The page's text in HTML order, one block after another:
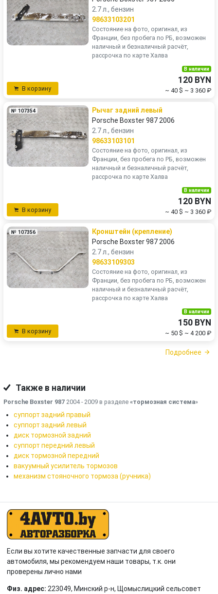
2.7 л., бензин
98633103201
Состояние на фото, оригинал, из
Франции, без пробега по РБ, возможен
наличный и безналичный расчёт,
рассрочка по карте Халва
В корзину
В наличии
120 BYN
~ 40 $ ~ 3 360 ₽
№ 107354
Рычаг задний левый
Porsche Boxster 987 2006
2.7 л., бензин
98633103101
Состояние на фото, оригинал, из
Франции, без пробега по РБ, возможен
наличный и безналичный расчёт,
рассрочка по карте Халва
В корзину
В наличии
120 BYN
~ 40 $ ~ 3 360 ₽
№ 107356
Кронштейн (крепление)
Porsche Boxster 987 2006
2.7 л., бензин
98633109303
Состояние на фото, оригинал, из
Франции, без пробега по РБ, возможен
наличный и безналичный расчёт,
рассрочка по карте Халва
В корзину
В наличии
150 BYN
~ 50 $ ~ 4 200 ₽
Подробнее
Также в наличии
Porsche Boxster 987 2004 - 2009 в разделе «тормозная система»
суппорт задний правый
суппорт задний левый
диск тормозной задний
суппорт передний левый
диск тормозной передний
вакуумный усилитель тормозов
механизм стояночного тормоза (ручника)
Если вы хотите качественные запчасти для своего
автомобиля, мы рекомендуем наши товары, т.к. они
проверены лично нами
Физ. адрес: 223049, Минский р-н, Щомыслицкий сельсовет